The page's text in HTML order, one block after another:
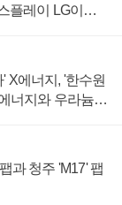
플레이 LG이노
X에너지, '한수원
너지와 우라늄
과 청주 'M17' 팹